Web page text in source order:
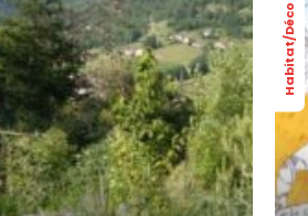
Habitat/Déco